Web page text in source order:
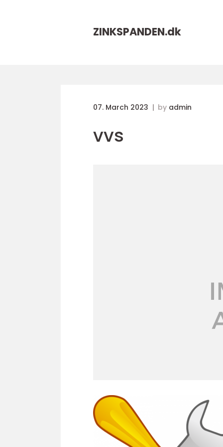
ZINKSPANDEN.dk
07. March 2023 by admin
vvs